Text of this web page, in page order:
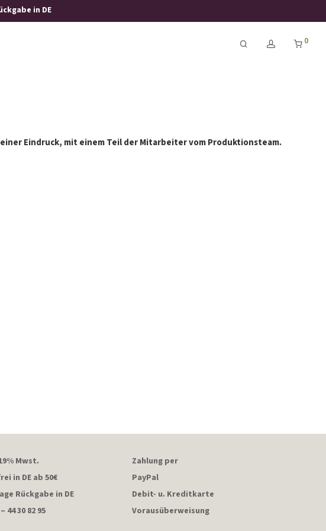
in DE
0
Eindruck, mit einem Teil der Mitarbeiter vom Produktionsteam.
Mwst.
in DE ab 50€
Rückgabe in DE
44 30 82 95
Zahlung per
PayPal
Debit- u. Kreditkarte
Vorausüberweisung